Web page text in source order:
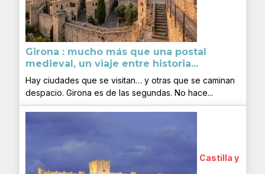
Girona : mucho más que una postal
medieval, un viaje entre historia...
Hay ciudades que se visitan… y otras que se caminan
despacio. Girona es de las segundas. No hace...
Castilla y